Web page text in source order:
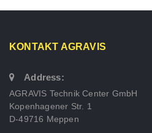
KONTAKT AGRAVIS
Address:
AGRAVIS Technik Center GmbH
Kopenhagener Str. 1
D-49716 Meppen